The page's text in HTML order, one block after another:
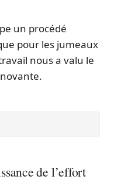
un procédé
pour les jumeaux
nous a valu le
de l’effort